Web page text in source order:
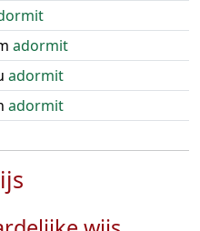
adormit
adormit
adormit